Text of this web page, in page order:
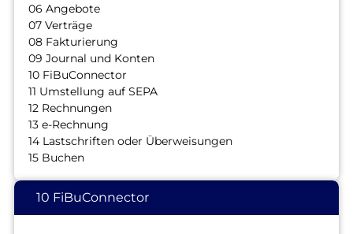
06 Angebote
07 Verträge
08 Fakturierung
09 Journal und Konten
10 FiBuConnector
11 Umstellung auf SEPA
12 Rechnungen
13 e-Rechnung
14 Lastschriften oder Überweisungen
15 Buchen
10 FiBuConnector